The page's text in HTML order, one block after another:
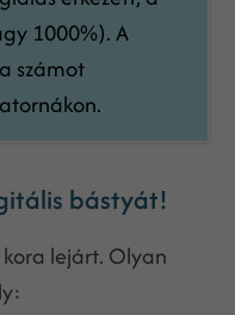
1000%). A
számot
bástyát!
lejárt. Olyan